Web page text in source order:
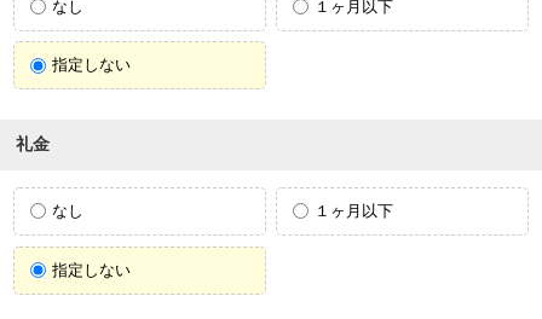
なし １ヶ月以下
指定しない
礼金
なし １ヶ月以下
指定しない